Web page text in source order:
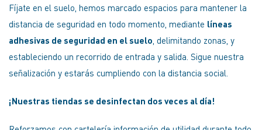
Fíjate en el suelo, hemos marcado espacios para mantener la
distancia de seguridad en todo momento, mediante líneas
adhesivas de seguridad en el suelo , delimitando zonas, y
estableciendo un recorrido de entrada y salida. Sigue nuestra
señalización y estarás cumpliendo con la distancia social.
¡Nuestras tiendas se desinfectan dos veces al día!